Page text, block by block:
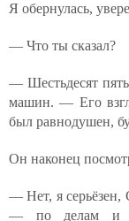
Я обернулась,
— Что ты сказал?
— Шестьдесят
машин. — Его
был равнодушен,
Он наконец
— Нет, я серьёзен,
— по делам и к